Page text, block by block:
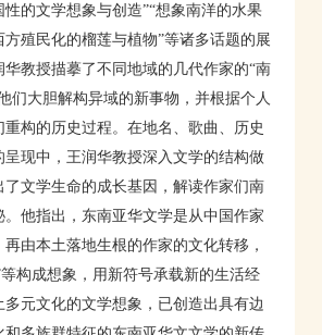
的文学想象与创造”“想象南洋的水果
殖民化的榴莲与植物”等诸多话题的展
教授描摹了不同地域的几代作家的“南
们大胆解构异域的新事物，并根据个人
重构的历史过程。在地名、歌曲、历史
呈现中，王润华教授深入文学的结构做
了文学生命的成长基因，解读作家们南
他指出，东南亚华文学是从中国作家
由本土落地生根的作家的文化转移，
等构成想象，用新符号承载新的生活经
元文化的文学想象，已创造出具有边